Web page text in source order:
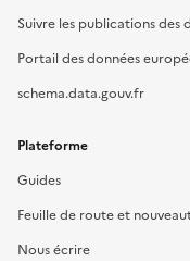
Suivre les publications des
Portail des données
schema.data.gouv.fr
Plateforme
Guides
Feuille de route et
Nous écrire